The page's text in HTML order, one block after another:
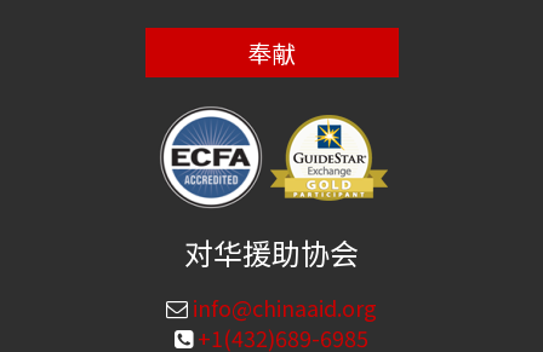
奉献
对华援助协会
info@chinaaid.org
+1(432)689-6985